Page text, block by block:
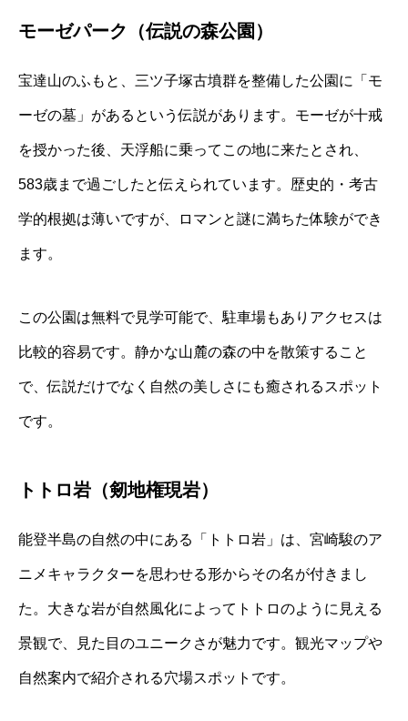
モーゼパーク（伝説の森公園）
宝達山のふもと、三ツ子塚古墳群を整備した公園に「モ
ーゼの墓」があるという伝説があります。モーゼが十戒
を授かった後、天浮船に乗ってこの地に来たとされ、
583歳まで過ごしたと伝えられています。歴史的・考古
学的根拠は薄いですが、ロマンと謎に満ちた体験ができ
ます。
この公園は無料で見学可能で、駐車場もありアクセスは
比較的容易です。静かな山麓の森の中を散策すること
で、伝説だけでなく自然の美しさにも癒されるスポット
です。
トトロ岩（剱地権現岩）
能登半島の自然の中にある「トトロ岩」は、宮崎駿のア
ニメキャラクターを思わせる形からその名が付きまし
た。大きな岩が自然風化によってトトロのように見える
景観で、見た目のユニークさが魅力です。観光マップや
自然案内で紹介される穴場スポットです。